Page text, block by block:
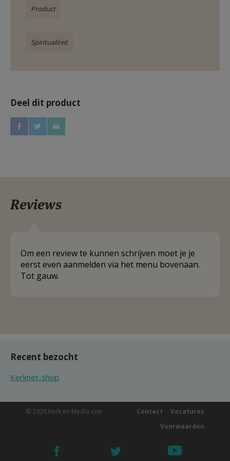
Product
Spiritualiteit
Deel dit product
Reviews
Om een review te kunnen schrijven moet je je
eerst even aanmelden via het menu bovenaan.
Tot gauw.
Recent bezocht
Kerknet-shop
© 2026 Kerk en Media vzw Vacatures
Contact
Voorwaarden